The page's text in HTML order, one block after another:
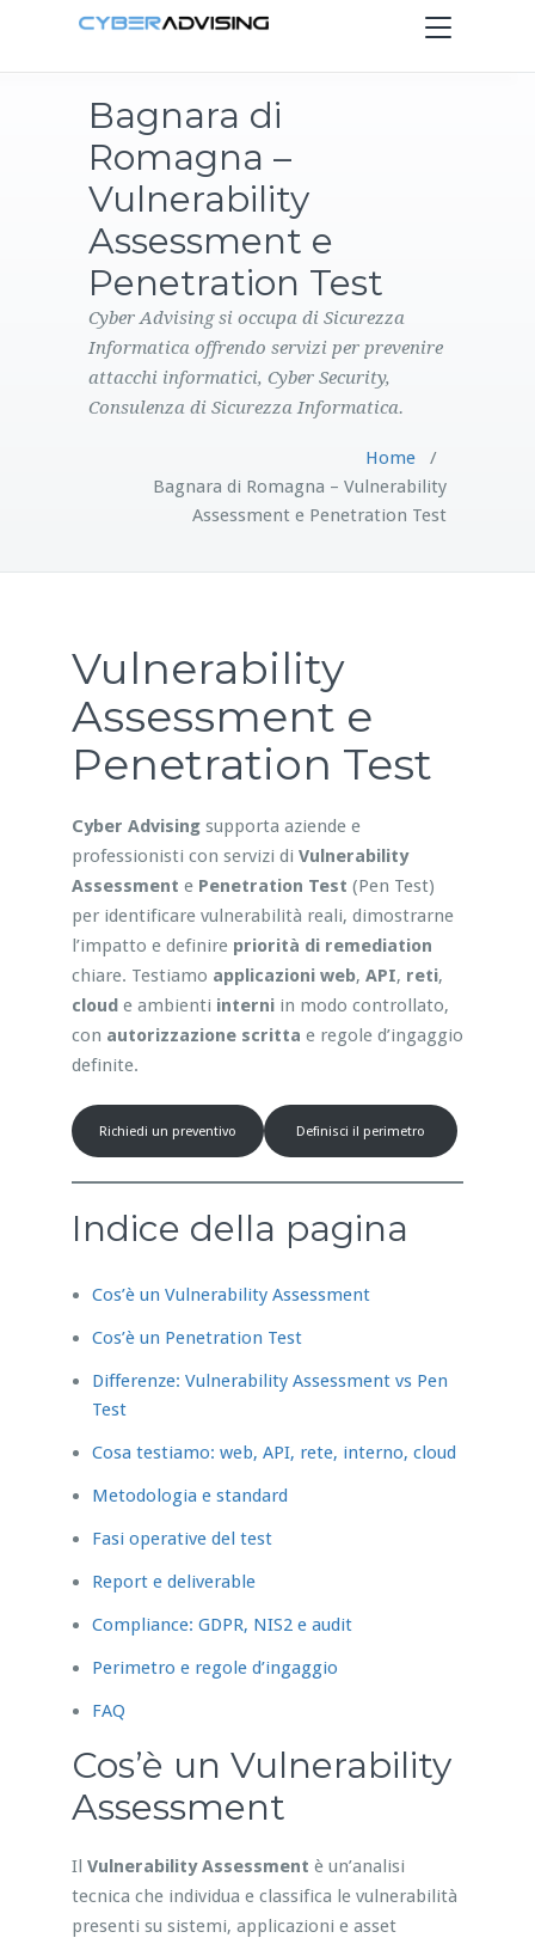
Toggle
navigation
PRODOTTI
CONTATTI
Bagnara di
Romagna –
Vulnerability
Assessment e
Penetration Test
Cyber Advising si occupa di Sicurezza
Informatica offrendo servizi per prevenire
attacchi informatici, Cyber Security,
Consulenza di Sicurezza Informatica.
Home/
Bagnara di Romagna – Vulnerability
Assessment e Penetration Test
Vulnerability
Assessment e
Penetration Test
Cyber Advisingsupporta aziende e
professionisti con servizi di Vulnerability
Assessment e Penetration Test (Pen Test)
per identificare vulnerabilità reali, dimostrarne
l’impatto e definire priorità di remediation
chiare. Testiamo applicazioni web, API, reti,
cloude ambienti interniin modo controllato,
con autorizzazione scritta e regole d’ingaggio
definite.
Richiedi un preventivo Definisci il perimetro
Indice della pagina
Cos’è un Vulnerability Assessment
Cos’è un Penetration Test
Differenze: Vulnerability Assessment vs Pen
Test
Cosa testiamo: web, API, rete, interno, cloud
Metodologia e standard
Fasi operative del test
Report e deliverable
Compliance: GDPR, NIS2 e audit
Perimetro e regole d’ingaggio
FAQ
Cos’è un Vulnerability
Assessment
Il Vulnerability Assessment è un’analisi
tecnica che individua e classifica le vulnerabilità
presenti su sistemi, applicazioni e asset